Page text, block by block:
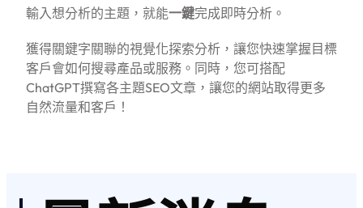
輸入想分析的主題，就能一鍵完成即時分析。
獲得關鍵字關聯的視覺化探索分析，讓您快速掌握目標
客戶會如何搜尋產品或服務。同時，您可搭配
ChatGPT撰寫各主題SEO文章，讓您的網站取得更多
自然流量和客戶！